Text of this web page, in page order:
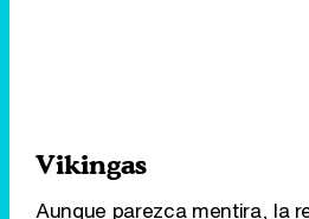
Vikingas
Aunque parezca mentira, la